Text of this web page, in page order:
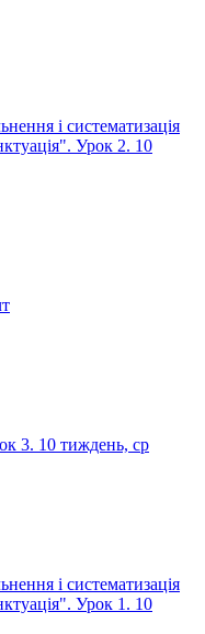
і систематизація
Урок 2. 10
3. 10 тиждень, ср
і систематизація
Урок 1. 10